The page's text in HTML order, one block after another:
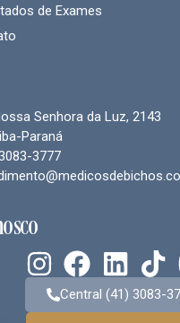
de Exames
Senhora da Luz, 2143
Paraná
3777
Central (41) 3083-